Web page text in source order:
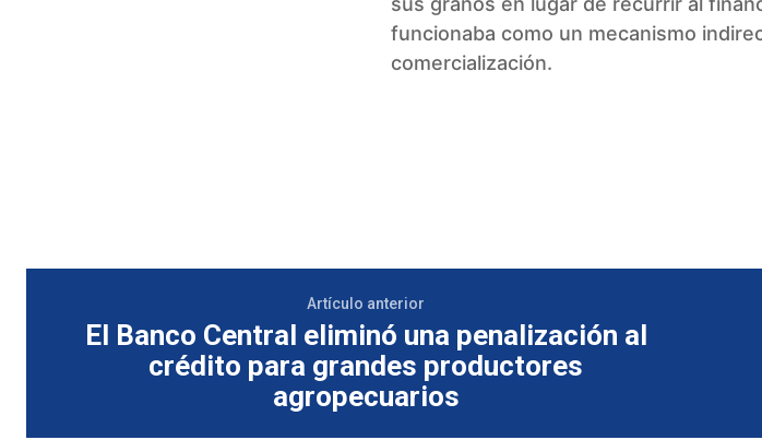
funcionaba como un mecanismo
comercialización.
Artículo anterior
El Banco Central eliminó una penalización al
crédito para grandes productores
agropecuarios